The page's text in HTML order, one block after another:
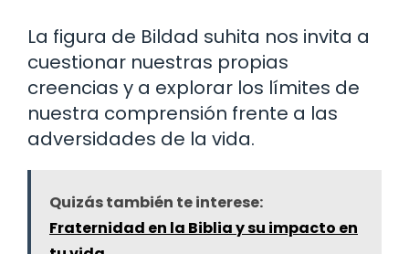
La figura de Bildad suhita nos invita a
cuestionar nuestras propias
creencias y a explorar los límites de
nuestra comprensión frente a las
adversidades de la vida.
Quizás también te interese:
Fraternidad en la Biblia y su impacto en